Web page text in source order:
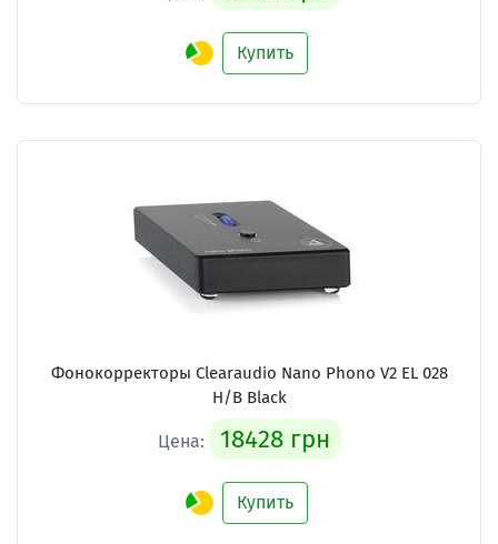
Купить
Фонокорректоры Clearaudio Nano Phono V2 EL 028
H/B Black
Цена: 18428 грн
Купить